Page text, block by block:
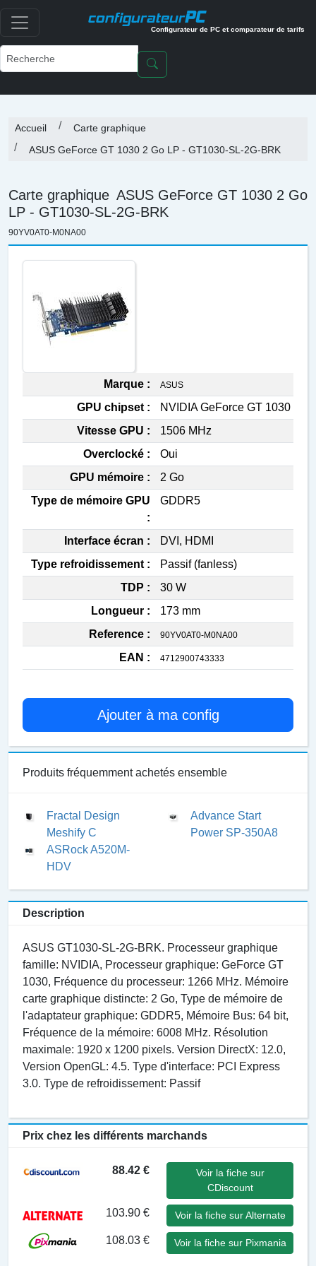
configurateurPC
Configurateur de PC et comparateur de tarifs
Accueil
Carte graphique
ASUS GeForce GT 1030 2 Go LP - GT1030-SL-2G-BRK
Carte graphique ASUS GeForce GT 1030 2 Go
LP - GT1030-SL-2G-BRK
90YV0AT0-M0NA00
Marque : ASUS
GPU chipset :
NVIDIA GeForce GT 1030
Vitesse GPU :
1506 MHz
Overclocké :
Oui
GPU mémoire :
2 Go
Type de mémoire GPU
:
GDDR5
Interface écran :
DVI, HDMI
Type refroidissement :
Passif (fanless)
TDP :
30 W
Longueur :
173 mm
Reference :
90YV0AT0-M0NA00
EAN : 4712900743333
Ajouter à ma config
Produits fréquemment achetés ensemble
Fractal Design
Meshify C
Advance Start
Power SP-350A8
ASRock A520M-
HDV
Description
ASUS GT1030-SL-2G-BRK. Processeur graphique
famille: NVIDIA, Processeur graphique: GeForce GT
1030, Fréquence du processeur: 1266 MHz. Mémoire
carte graphique distincte: 2 Go, Type de mémoire de
l'adaptateur graphique: GDDR5, Mémoire Bus: 64 bit,
Fréquence de la mémoire: 6008 MHz. Résolution
maximale: 1920 x 1200 pixels. Version DirectX: 12.0,
Version OpenGL: 4.5. Type d'interface: PCI Express
3.0. Type de refroidissement: Passif
Prix chez les différents marchands
88.42 €
Voir la fiche sur
CDiscount
103.90 € Voir la fiche sur Alternate
108.03 € Voir la fiche sur Pixmania